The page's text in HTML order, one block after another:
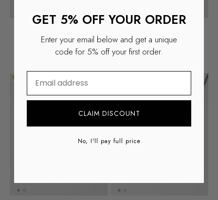
Vian | 14K Diamond Band
Ring
AanbiedingsprijsNormale prijs
Ariellea | 14K Sapphire &
Diamond Cluster Ring
Aanbiedingsprijs
SAVE €248
GET 5% OFF YOUR ORDER
Enter your email below and get a unique
code for 5% off your first order.
CLAIM DISCOUNT
No, I'll pay full price